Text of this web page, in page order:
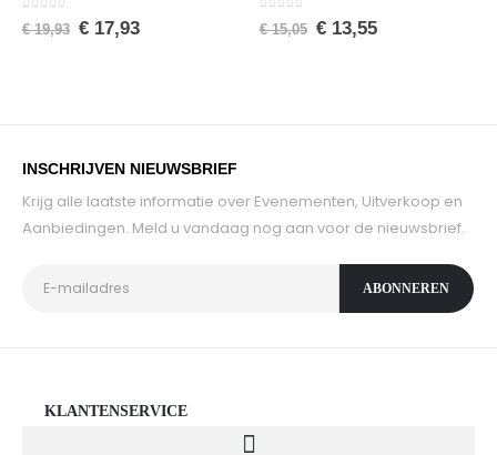
0 van de 5
€19,93 €17,93 0 van de 5
€15,05 €13,55
INSCHRIJVEN NIEUWSBRIEF
Krijg alle laatste informatie over Evenementen, Uitverkoop en
Aanbiedingen. Meld u vandaag nog aan voor de nieuwsbrief.
KLANTENSERVICE